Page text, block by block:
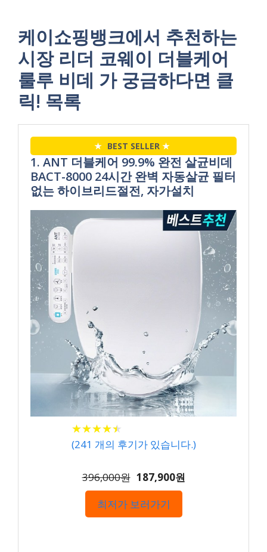
케이쇼핑뱅크에서 추천하는
시장 리더 코웨이 더블케어
룰루 비데 가 궁금하다면 클
릭! 목록
★ BEST SELLER ★
1. ANT 더블케어 99.9% 완전 살균비데
BACT-8000 24시간 완벽 자동살균 필터
없는 하이브리드절전, 자가설치
★★★★★
★★★★★
(241 개의 후기가 있습니다.)
396,000원 187,900원
최저가 보러가기